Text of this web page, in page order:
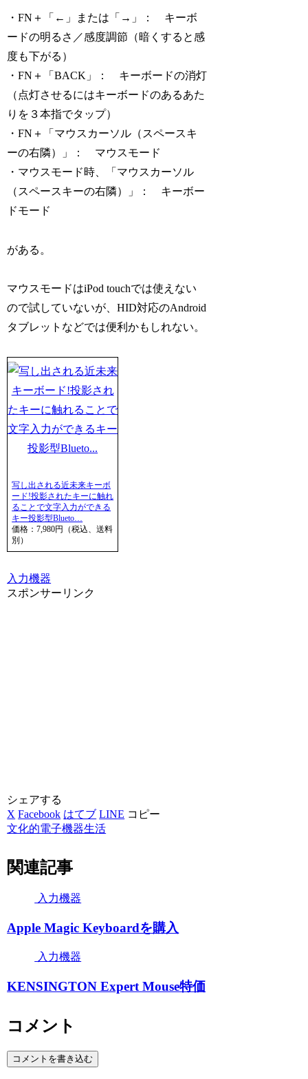
・FN＋「←」または「→」： キーボ
ードの明るさ／感度調節（暗くすると感
度も下がる）
・FN＋「BACK」： キーボードの消灯
（点灯させるにはキーボードのあるあた
りを３本指でタップ）
・FN＋「マウスカーソル（スペースキ
ーの右隣）」： マウスモード
・マウスモード時、「マウスカーソル
（スペースキーの右隣）」： キーボー
ドモード
がある。
マウスモードはiPod touchでは使えない
ので試していないが、HID対応のAndroid
タブレットなどでは便利かもしれない。
写し出される近未来キーボ
ード!投影されたキーに触れ
ることで文字入力ができる
キー投影型Blueto…
価格：7,980円（税込、送料
別）
入力機器
スポンサーリンク
シェアする
X Facebook はてブ LINE コピー
文化的電子機器生活
関連記事
入力機器
Apple Magic Keyboardを購入
入力機器
KENSINGTON Expert Mouse特価
コメント
コメントを書き込む